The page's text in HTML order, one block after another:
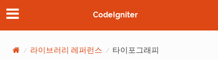
CodeIgniter
라이브러리 레퍼런스 타이포그래피